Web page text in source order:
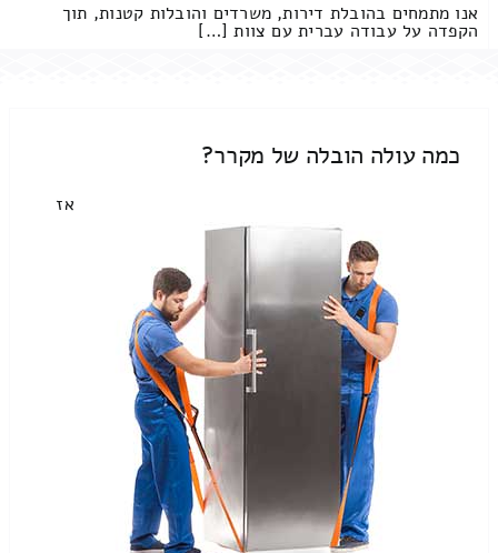
אנו מתמחים בהובלת דירות, משרדים והובלות קטנות, תוך
הקפדה על עבודה עברית עם צוות […]
כמה עולה הובלה של מקרר?
אז